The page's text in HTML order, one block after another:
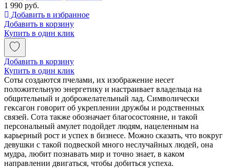
1 990 руб.
Добавить в избранное
Добавить в корзину
Купить в один клик
Добавить в корзину
Купить в один клик
Соты создаются пчелами, их изображение несет
положительную энергетику и настраивает владельца на
общительный и доброжелательный лад. Символически
гексагон говорит об укреплении дружбы и родственных
связей. Сота также обозначает благосостояние, и такой
персональный амулет подойдет людям, нацеленным на
карьерный рост и успех в бизнесе. Можно сказать, что вокруг
девушки с такой подвеской много неслучайных людей, она
мудра, любит познавать мир и точно знает, в каком
направлении двигаться, чтобы добиться успеха.